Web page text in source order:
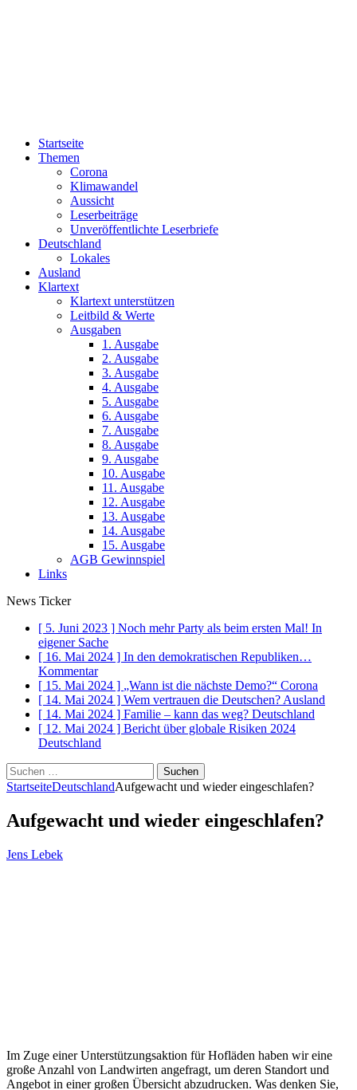
Startseite
Themen
Corona
Klimawandel
Aussicht
Leserbeiträge
Unveröffentlichte Leserbriefe
Deutschland
Lokales
Ausland
Klartext
Klartext unterstützen
Leitbild & Werte
Ausgaben
1. Ausgabe
2. Ausgabe
3. Ausgabe
4. Ausgabe
5. Ausgabe
6. Ausgabe
7. Ausgabe
8. Ausgabe
9. Ausgabe
10. Ausgabe
11. Ausgabe
12. Ausgabe
13. Ausgabe
14. Ausgabe
15. Ausgabe
AGB Gewinnspiel
Links
News Ticker
[ 5. Juni 2023 ] Noch mehr Party als beim ersten Mal! In
eigener Sache
[ 16. Mai 2024 ] In den demokratischen Republiken…
Kommentar
[ 15. Mai 2024 ] „Wann ist die nächste Demo?“ Corona
[ 14. Mai 2024 ] Wem vertrauen die Deutschen? Ausland
[ 14. Mai 2024 ] Familie – kann das weg? Deutschland
[ 12. Mai 2024 ] Bericht über globale Risiken 2024
Deutschland
Suchen
nach:
StartseiteDeutschlandAufgewacht und wieder eingeschlafen?
Aufgewacht und wieder eingeschlafen?
Jens Lebek
Im Zuge einer Unterstützungsaktion für Hofläden haben wir eine
große Anzahl von Landwirten angefragt, um deren Standort und
Angebot in einer großen Übersicht abzudrucken. Was denken Sie,